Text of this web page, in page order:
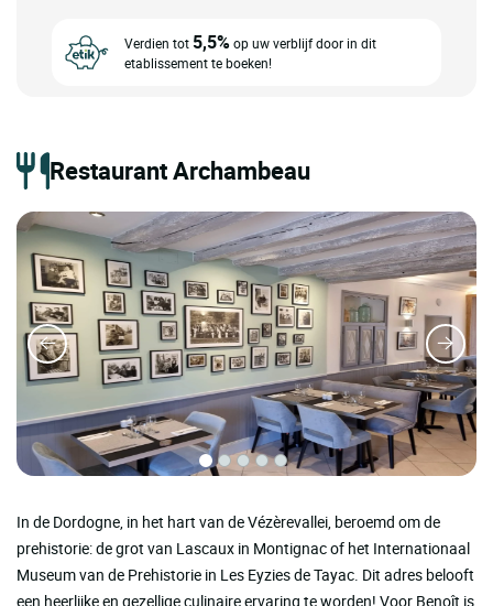
Verdien tot 5,5%op uw verblijf door in dit
etablissement te boeken!
Restaurant Archambeau
In de Dordogne, in het hart van de Vézèrevallei, beroemd om de
prehistorie: de grot van Lascaux in Montignac of het Internationaal
Museum van de Prehistorie in Les Eyzies de Tayac. Dit adres belooft
een heerlijke en gezellige culinaire ervaring te worden! Voor Benoît is